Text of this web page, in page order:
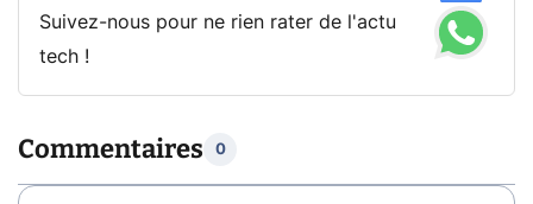
Suivez-nous pour ne rien rater de l'actu
tech !
Commentaires 0